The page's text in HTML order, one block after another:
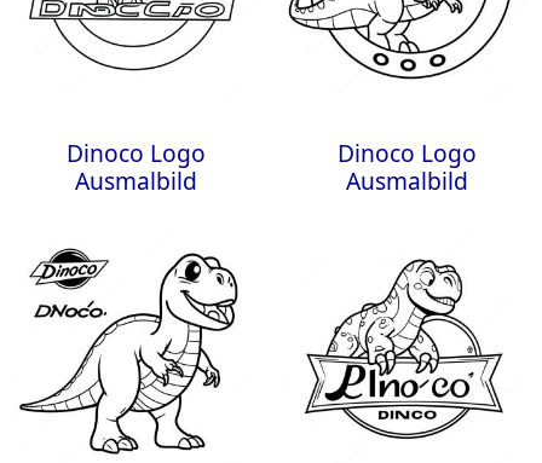
Dinoco Logo
Ausmalbild
Dinoco Logo
Ausmalbild